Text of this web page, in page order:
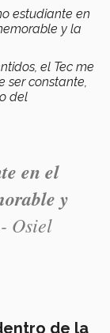
estudiante en
y la
el Tec me
ser constante,
del
en el
y
Osiel
de la